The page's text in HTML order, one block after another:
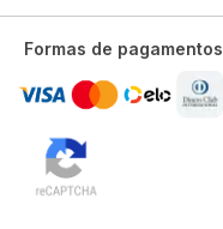
Formas de pagamentos